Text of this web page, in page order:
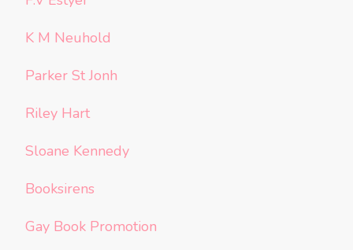
K M Neuhold
Parker St Jonh
Riley Hart
Sloane Kennedy
Booksirens
Gay Book Promotion